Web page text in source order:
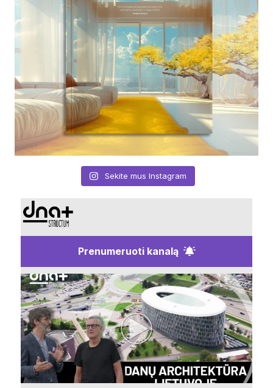
Sekite mus Instagram
Prenumeruoti kanalą